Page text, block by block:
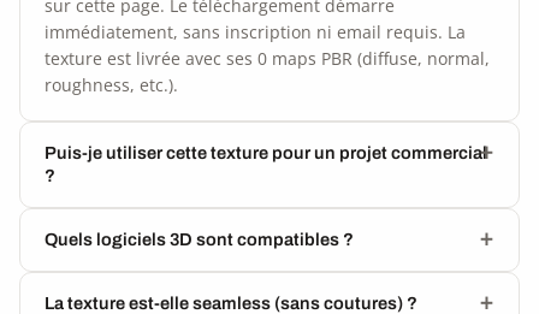
sur cette page. Le téléchargement démarre
immédiatement, sans inscription ni email requis. La
texture est livrée avec ses 0 maps PBR (diffuse, normal,
roughness, etc.).
Puis-je utiliser cette texture pour un projet commercial
?
Quels logiciels 3D sont compatibles ?
La texture est-elle seamless (sans coutures) ?